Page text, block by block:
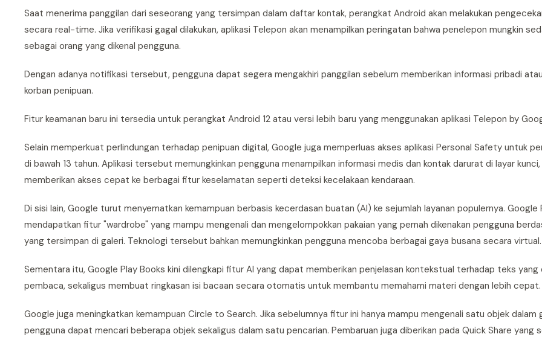
Saat menerima panggilan dari seseorang yang tersimpan dalam daftar kontak, perangkat Android akan melakukan
secara real-time. Jika verifikasi gagal dilakukan, aplikasi Telepon akan menampilkan peringatan bahwa penelepon mungkin
sebagai orang yang dikenal pengguna.
Dengan adanya notifikasi tersebut, pengguna dapat segera mengakhiri panggilan sebelum memberikan informasi pribadi
korban penipuan.
Fitur keamanan baru ini tersedia untuk perangkat Android 12 atau versi lebih baru yang menggunakan aplikasi Telepon by
Selain memperkuat perlindungan terhadap penipuan digital, Google juga memperluas akses aplikasi Personal Safety untuk
di bawah 13 tahun. Aplikasi tersebut memungkinkan pengguna menampilkan informasi medis dan kontak darurat di layar
memberikan akses cepat ke berbagai fitur keselamatan seperti deteksi kecelakaan kendaraan.
Di sisi lain, Google turut menyematkan kemampuan berbasis kecerdasan buatan (AI) ke sejumlah layanan populernya. Google
mendapatkan fitur "wardrobe" yang mampu mengenali dan mengelompokkan pakaian yang pernah dikenakan pengguna
yang tersimpan di galeri. Teknologi tersebut bahkan memungkinkan pengguna mencoba berbagai gaya busana secara virtual.
Sementara itu, Google Play Books kini dilengkapi fitur AI yang dapat memberikan penjelasan kontekstual terhadap teks
pembaca, sekaligus membuat ringkasan isi bacaan secara otomatis untuk membantu memahami materi dengan lebih cepat.
Google juga meningkatkan kemampuan Circle to Search. Jika sebelumnya fitur ini hanya mampu mengenali satu objek dalam
pengguna dapat mencari beberapa objek sekaligus dalam satu pencarian. Pembaruan juga diberikan pada Quick Share yang